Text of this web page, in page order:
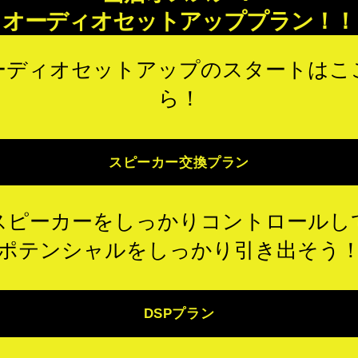
オーディオセットアッププラン！！
ディオセットアップのスタートはこ
ら！
スピーカー交換プラン
ピーカーをしっかりコントロールし
テンシャルをしっかり引き出そう！
DSPプラン